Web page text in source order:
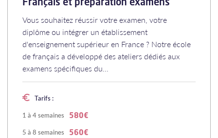
Vous souhaitez réussir votre examen, votre
diplôme ou intégrer un établissement
d'enseignement supérieur en France ? Notre école
de français a développé des ateliers dédiés aux
examens spécifiques du...
Tarifs :
1 à 4 semaines
580€
5 à 8 semaines 560€